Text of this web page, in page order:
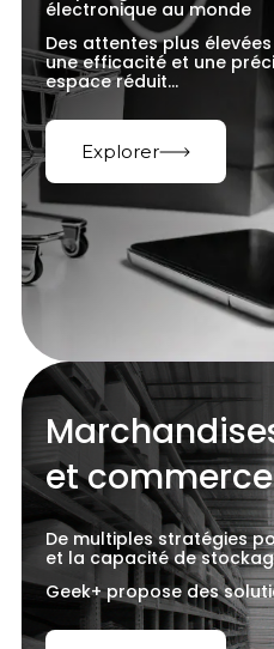
électronique au monde
Des attentes plus
une efficacité et une
espace réduit...
Explorer
et
De multiples stratégies
et la capacité de
Geek+ propose des